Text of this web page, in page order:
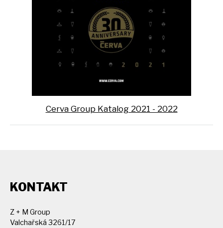
Cerva Group Katalog 2021 - 2022
KONTAKT
Z + M Group
Valchařská 3261/17